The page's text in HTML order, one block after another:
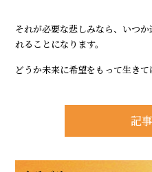
それが必要な悲しみなら、いつ
れることになります。
どうか未来に希望をもって生き
記